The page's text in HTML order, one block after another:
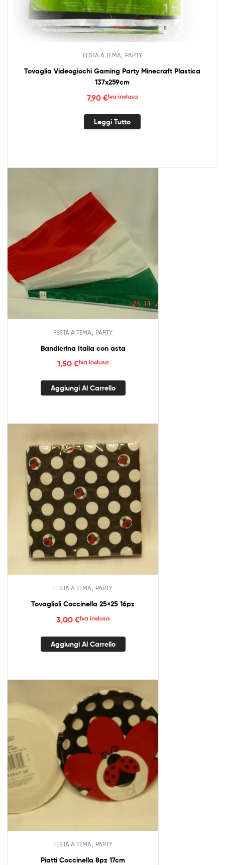
FESTA A TEMA PARTY
Tovaglia Videogiochi Gaming Party Minecraft Plastica
137x259cm
7,90 €Iva inclusa
Leggi Tutto
FESTA A TEMA PARTY
Bandierina Italia con asta
1,50 €Iva inclusa
Aggiungi Al Carrello
FESTA A TEMA PARTY
Tovaglioli Coccinella 25×25 16pz
3,00 €Iva inclusa
Aggiungi Al Carrello
FESTA A TEMA PARTY
Piatti Coccinella 8pz 17cm